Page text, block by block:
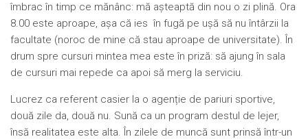
îmbrac în timp ce mănânc: mă așteaptă din nou o zi plină. Ora
8.00 este aproape, așa că ies în fugă pe ușă să nu întârzii la
facultate (noroc de mine că stau aproape de universitate). În
drum spre cursuri mintea mea este în priză: să ajung în sala
de cursuri mai repede ca apoi să merg la serviciu.
Lucrez ca referent casier la o agenție de pariuri sportive,
două zile da, două nu. Sună ca un program destul de lejer,
însă realitatea este alta. În zilele de muncă sunt prinsă într-un